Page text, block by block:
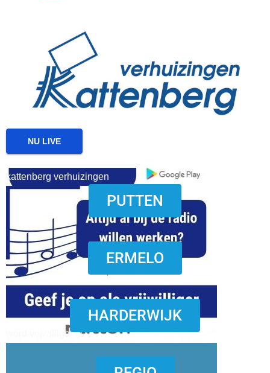
reanimatie ermelo
download onzze App
kattenberg verhuizingen
word vrijwilliger (1)
NU LIVE
PUTTEN
ERMELO
HARDERWIJK